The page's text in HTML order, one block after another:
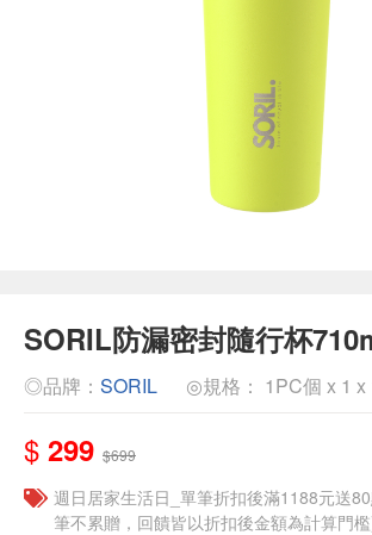
SORIL防漏密封隨行杯
◎品牌： SORIL ◎規格： 1PC個 x 1 x
$ 299 $699
週日居家生活日_單筆折扣後滿1188元送
筆不累贈，回饋皆以折扣後金額為計算門